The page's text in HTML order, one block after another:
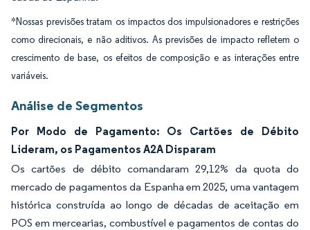
*Nossas previsões tratam os impactos dos impulsionadores e restrições
como direcionais, e não aditivos. As previsões de impacto refletem o
crescimento de base, os efeitos de composição e as interações entre
variáveis.
Análise de Segmentos
Por Modo de Pagamento: Os Cartões de Débito
Lideram, os Pagamentos A2A Disparam
Os cartões de débito comandaram 29,12% da quota do
mercado de pagamentos da Espanha em 2025, uma vantagem
histórica construída ao longo de décadas de aceitação em
POS em mercearias, combustível e pagamentos de contas do